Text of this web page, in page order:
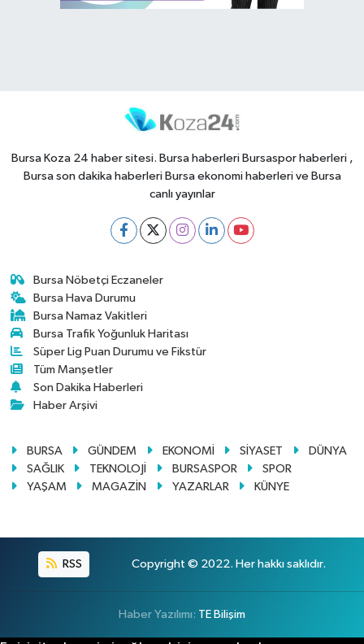
Bursa Koza 24 haber sitesi. Bursa haberleri Bursaspor haberleri ,
Bursa son dakika haberleri Bursa ekonomi haberleri ve Bursa
canlı yayınlar
Bursa Nöbetçi Eczaneler
Bursa Hava Durumu
Bursa Namaz Vakitleri
Bursa Trafik Yoğunluk Haritası
Süper Lig Puan Durumu ve Fikstür
Tüm Manşetler
Son Dakika Haberleri
Haber Arşivi
BURSA GÜNDEM EKONOMİ SİYASET
DÜNYA
SAĞLIK
TEKNOLOJİ BURSASPOR
SPOR
YAŞAM
MAGAZİN YAZARLAR KÜNYE
RSS Copyright © 2022. Her hakkı saklıdır.
Haber Yazılımı: TE Bilişim